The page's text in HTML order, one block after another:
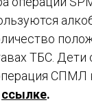
ТБС.
СПМЛ
ссылке.